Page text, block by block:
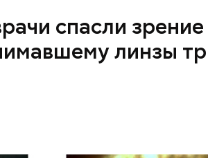
спасли зрение
линзы